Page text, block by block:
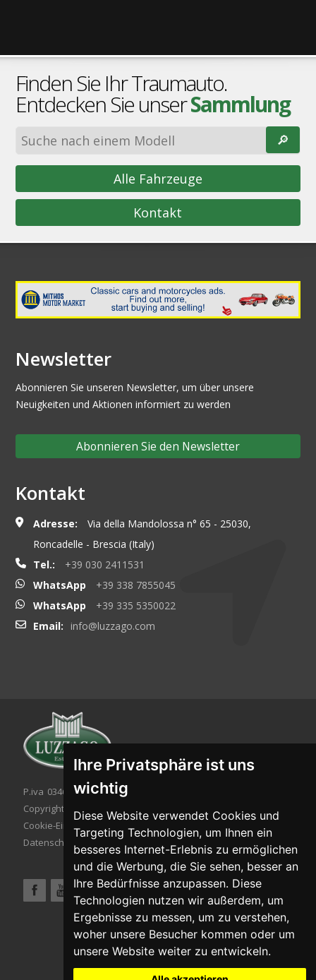
Ihre Privatsphäre ist uns
wichtig
Diese Website verwendet Cookies und
Targeting Technologien, um Ihnen ein
besseres Internet-Erlebnis zu ermöglichen
und die Werbung, die Sie sehen, besser an
Ihre Bedürfnisse anzupassen. Diese
Technologien nutzen wir außerdem, um
Ergebnisse zu messen, um zu verstehen,
woher unsere Besucher kommen oder um
unsere Website weiter zu entwickeln.
Finden Sie Ihr Traumauto.
Entdecken Sie unserSammlung
🔎︎
Alle Fahrzeuge
Kontakt
Newsletter
Abonnieren Sie unseren Newsletter, um über unsere
Neuigkeiten und Aktionen informiert zu werden
Abonnieren Sie den Newsletter
Kontakt
Adresse:
Via della Mandolossa n° 65 - 25030,
Roncadelle - Brescia (Italy)
Tel.:
+39 030 2411531
WhatsApp
+39 338 7855045
WhatsApp
+39 335 5350022
Email:
info@luzzago.com
P.iva 03467320986 - C.F. 03467320986
Copyright © 2026. All rights reserved.
Cookie-Einstellung
| Cookie-Politik
Datenschutzbestimmungen